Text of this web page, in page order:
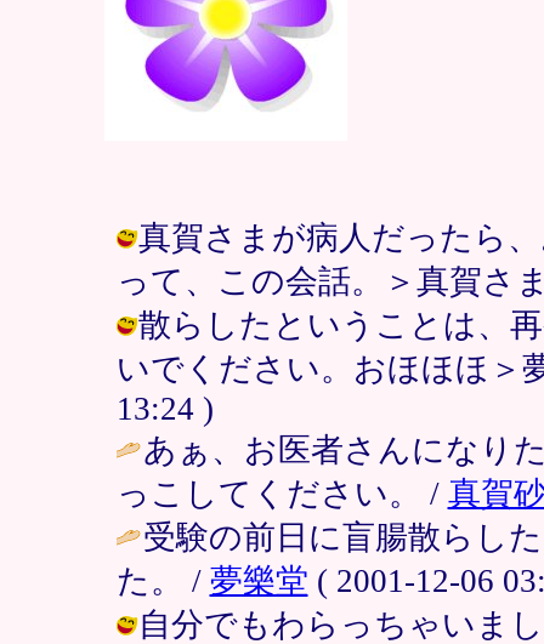
真賀さまが病人だったら
って、この会話。＞真賀さ
散らしたということは、
いでください。おほほほ＞
13:24 )
あぁ、お医者さんになり
っこしてください。 / 真賀
受験の前日に盲腸散らし
た。 / 夢樂堂 ( 2001-12-06
自分でもわらっちゃいま